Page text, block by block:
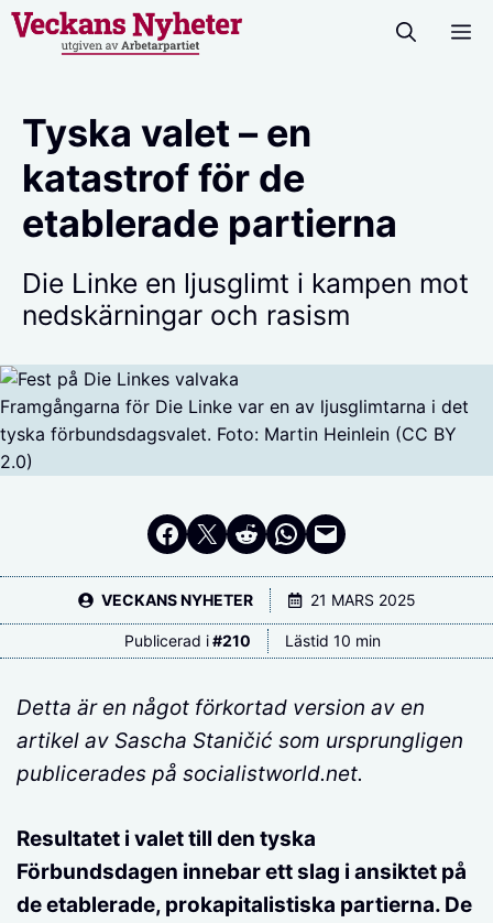
Hoppa
Tyska valet – en
katastrof för de
etablerade partierna
Die Linke en ljusglimt i kampen mot
nedskärningar och rasism
Framgångarna för Die Linke var en av ljusglimtarna i det
tyska förbundsdagsvalet. Foto: Martin Heinlein (CC BY
2.0)
Dela på Facebook
Dela på Twitter
Dela på RedditDela i WhatsApp
Maila en länk
VECKANS NYHETER 21 MARS 2025
Publicerad i #210 Lästid 10 min
Detta är en något förkortad version av en
artikel av Sascha Staničić som ursprungligen
publicerades på socialistworld.net.
Resultatet i valet till den tyska
Förbundsdagen innebar ett slag i ansiktet på
de etablerade, prokapitalistiska partierna. De